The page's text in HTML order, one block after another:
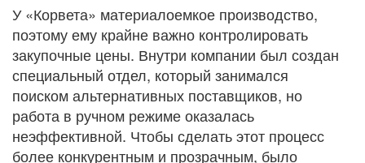
У «Корвета» материалоемкое производство,
поэтому ему крайне важно контролировать
закупочные цены. Внутри компании был создан
специальный отдел, который занимался
поиском альтернативных поставщиков, но
работа в ручном режиме оказалась
неэффективной. Чтобы сделать этот процесс
более конкурентным и прозрачным, было